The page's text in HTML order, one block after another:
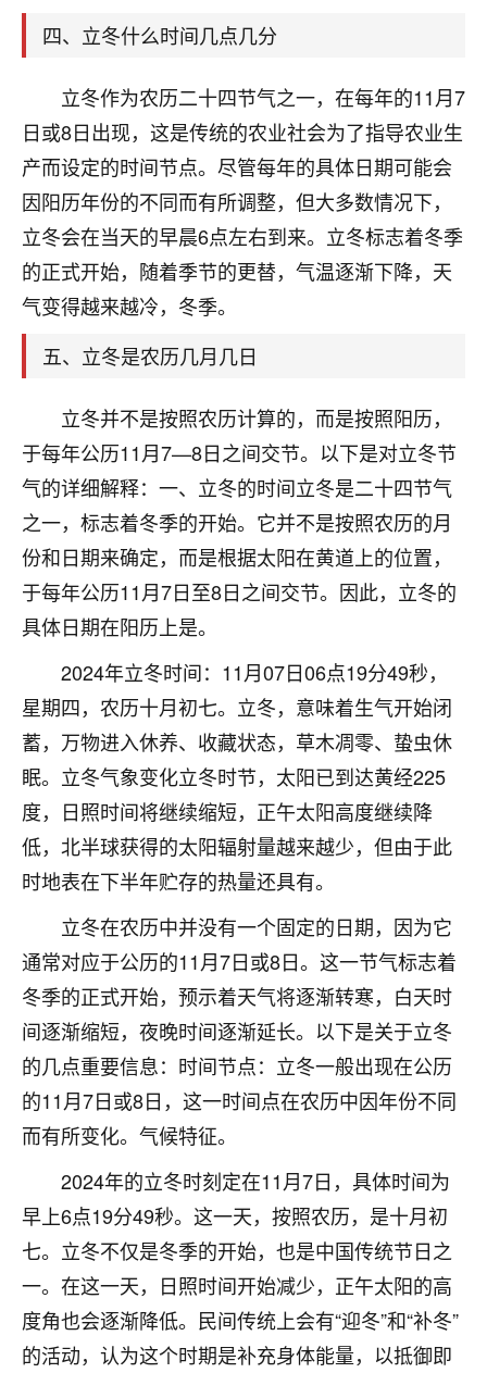
四、立冬什么时间几点几分
立冬作为农历二十四节气之一，在每年的11月7
日或8日出现，这是传统的农业社会为了指导农业生
产而设定的时间节点。尽管每年的具体日期可能会
因阳历年份的不同而有所调整，但大多数情况下，
立冬会在当天的早晨6点左右到来。立冬标志着冬季
的正式开始，随着季节的更替，气温逐渐下降，天
气变得越来越冷，冬季。
五、立冬是农历几月几日
立冬并不是按照农历计算的，而是按照阳历，
于每年公历11月7—8日之间交节。以下是对立冬节
气的详细解释：一、立冬的时间立冬是二十四节气
之一，标志着冬季的开始。它并不是按照农历的月
份和日期来确定，而是根据太阳在黄道上的位置，
于每年公历11月7日至8日之间交节。因此，立冬的
具体日期在阳历上是。
2024年立冬时间：11月07日06点19分49秒，
星期四，农历十月初七。立冬，意味着生气开始闭
蓄，万物进入休养、收藏状态，草木凋零、蛰虫休
眠。立冬气象变化立冬时节，太阳已到达黄经225
度，日照时间将继续缩短，正午太阳高度继续降
低，北半球获得的太阳辐射量越来越少，但由于此
时地表在下半年贮存的热量还具有。
立冬在农历中并没有一个固定的日期，因为它
通常对应于公历的11月7日或8日。这一节气标志着
冬季的正式开始，预示着天气将逐渐转寒，白天时
间逐渐缩短，夜晚时间逐渐延长。以下是关于立冬
的几点重要信息：时间节点：立冬一般出现在公历
的11月7日或8日，这一时间点在农历中因年份不同
而有所变化。气候特征。
2024年的立冬时刻定在11月7日，具体时间为
早上6点19分49秒。这一天，按照农历，是十月初
七。立冬不仅是冬季的开始，也是中国传统节日之
一。在这一天，日照时间开始减少，正午太阳的高
度角也会逐渐降低。民间传统上会有“迎冬”和“补冬”
的活动，认为这个时期是补充身体能量，以抵御即
梦醒时分
师，一开始我是病急乱投医，这半年来，法事一个个
做完，我女儿跟变了个人一样，不期望她能考多好的
大学，只要能安安稳稳的把书读了，身体心理都健健
康康的我就很知足了！
鹿森：可怜天下父母心啊！
3小时前 来自河北 16
我是公司人事调整，有升迁机会，但同时竞争的我们
着我晋升有望，我半信半疑的按照老师建议，做了化
太岁还有一个发钱粮，本来年前的人事调整，拖到年
后，我以为都没戏了，结果开年一上班，开会提拔升
职第一个就是我，职务无所谓，主要是底薪加了
3000，非常开心，无论如何，感恩感谢！🙏🏻
鹿森：恭喜升职加薪！！，请客吗？�
12小时前 来自北京 32
我身体不太好，总是病病殃殃的，去检查又没什么大
问题，反正就是不舒服。中医西医看遍了，找不到问
题，后来无意中看到有人推荐慧来老师，跟老师聊过
之后，心情豁然开朗，也听老师建议，处理了一些因
果问题。今年以来，身体比以前好多，主要是心情好
了，老师说境随心转，现在深有体会了。
鹿森 ：是的，其实跟老师聊过之后，最大的感
触，首先就是心态会变好，万般皆是命，半点
不由人！
1天前 来自四川 9
金白水清
我也想找老师看看，有没有人给个联系方式的啊？
鹿森：慧来老师微信：gjsy0624
1天前 来自江西
青春168
我也想要，我也想要！
2天前 来自山西 15
Jessica李
老师做不做超度法事？我想给我奶奶做超度，她今年
刚去世了。